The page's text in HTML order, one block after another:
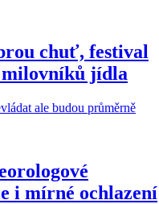
chuť, festival
jídla
i mírné ochlazení